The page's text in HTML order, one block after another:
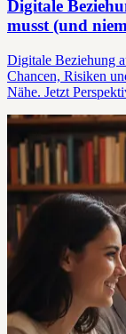
Digitale
musst (und
Digitale Beziehung
Chancen, Risiken
Nähe. Jetzt